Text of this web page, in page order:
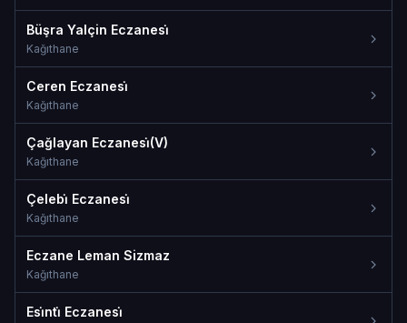
Büşra Yalçin Eczanesi̇
Kağıthane
Ceren Eczanesi̇
Kağıthane
Çağlayan Eczanesi̇(V)
Kağıthane
Çelebi̇ Eczanesi̇
Kağıthane
Eczane Leman Sizmaz
Kağıthane
Esi̇nti̇ Eczanesi̇